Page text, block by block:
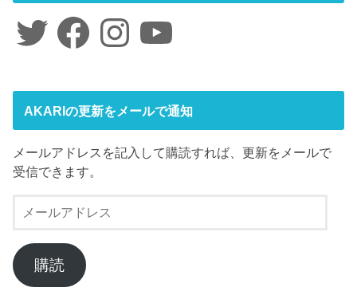
Twitter FacebookInstagramYouTube
AKARIの更新をメールで通知
メールアドレスを記入して購読すれば、更新をメールで
受信できます。
ー
ル
ア
ド
購読